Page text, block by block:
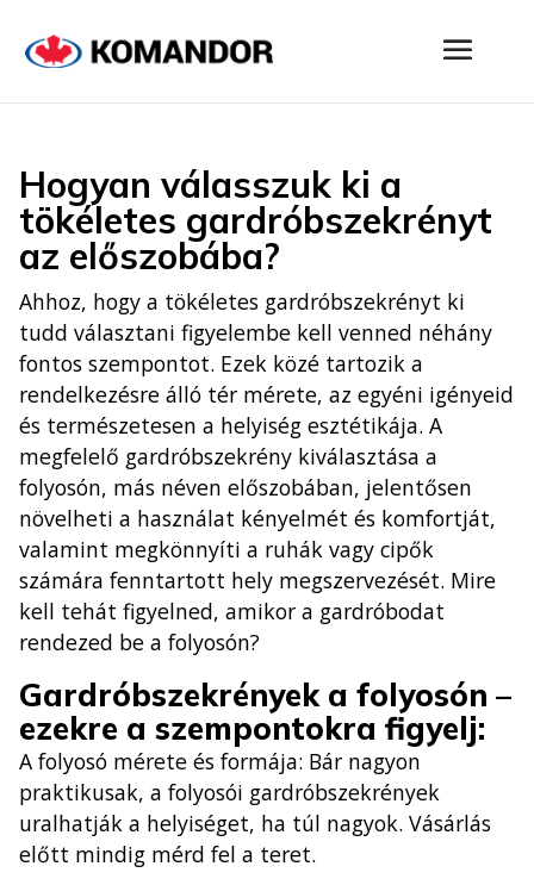
Hogyan válasszuk ki a
tökéletes gardróbszekrényt
az előszobába?
Ahhoz, hogy a tökéletes gardróbszekrényt ki
tudd választani figyelembe kell venned néhány
fontos szempontot. Ezek közé tartozik a
rendelkezésre álló tér mérete, az egyéni igényeid
és természetesen a helyiség esztétikája. A
megfelelő gardróbszekrény kiválasztása a
folyosón, más néven előszobában, jelentősen
növelheti a használat kényelmét és komfortját,
valamint megkönnyíti a ruhák vagy cipők
számára fenntartott hely megszervezését. Mire
kell tehát figyelned, amikor a gardróbodat
rendezed be a folyosón?
Gardróbszekrények a folyosón –
ezekre a szempontokra figyelj:
A folyosó mérete és formája: Bár nagyon
praktikusak, a folyosói gardróbszekrények
uralhatják a helyiséget, ha túl nagyok. Vásárlás
előtt mindig mérd fel a teret.